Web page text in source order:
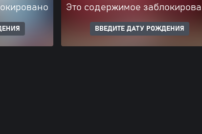
Это содержимое
ВВЕДИТЕ ДАТУ РОЖДЕНИЯ